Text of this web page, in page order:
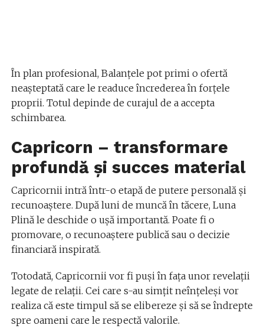
În plan profesional, Balanțele pot primi o ofertă
neașteptată care le readuce încrederea în forțele
proprii. Totul depinde de curajul de a accepta
schimbarea.
Capricorn – transformare
profundă și succes material
Capricornii intră într-o etapă de putere personală și
recunoaștere. După luni de muncă în tăcere, Luna
Plină le deschide o ușă importantă. Poate fi o
promovare, o recunoaștere publică sau o decizie
financiară inspirată.
Totodată, Capricornii vor fi puși în fața unor revelații
legate de relații. Cei care s-au simțit neînțeleși vor
realiza că este timpul să se elibereze și să se îndrepte
spre oameni care le respectă valorile.